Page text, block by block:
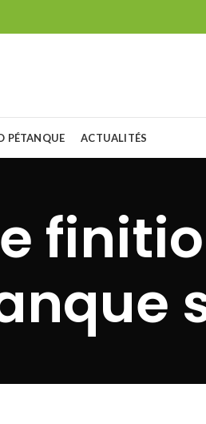
PÉTANQUE ACTUALITÉS